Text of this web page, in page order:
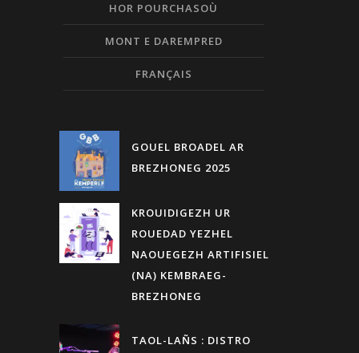
HOR POURCHASOÙ
MONT E DAREMPRED
FRANÇAIS
GOUEL BROADEL AR
BREZHONEG 2025
KROUIDIGEZH UR
ROUEDAD YEZHEL
NAOUEGEZH ARTIFISIEL
(NA) KEMBRAEG-
BREZHONEG
TAOL-LAÑS : DISTRO